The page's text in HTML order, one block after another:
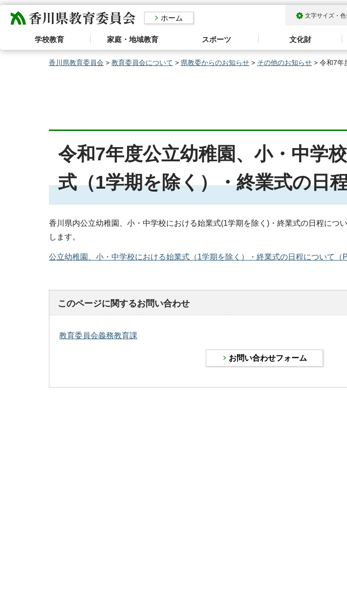
香川県教育委員会 ホーム 文字サイズ・
学校教育 家庭・地域教育 スポーツ 文化財
香川県教育委員会 > 教育委員会について > 県教委からのお知らせ > その他のお知らせ > 令和7年
令和7年度公立幼稚園、小・中学
式（1学期を除く）・終業式の日
香川県内公立幼稚園、小・中学校における始業式(1学期を除く)・終業式の日程につ
します。
公立幼稚園、小・中学校における始業式（1学期を除く）・終業式の日程について（
このページに関するお問い合わせ
教育委員会義務教育課